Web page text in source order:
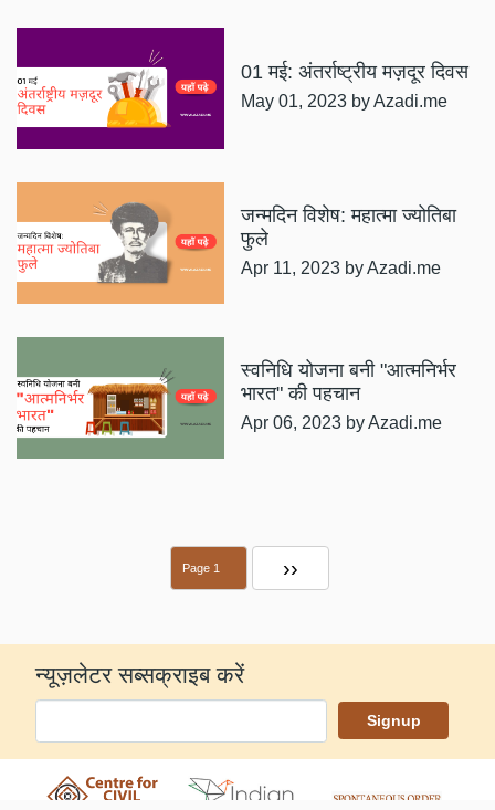
01 मई: अंतर्राष्ट्रीय मज़दूर दिवस
May 01, 2023 by Azadi.me
जन्मदिन विशेष: महात्मा ज्योतिबा
फुले
Apr 11, 2023 by Azadi.me
स्वनिधि योजना बनी "आत्मनिर्भर
भारत" की पहचान
Apr 06, 2023 by Azadi.me
Page 1
Next
››
न्यूज़लेटर सब्सक्राइब करें